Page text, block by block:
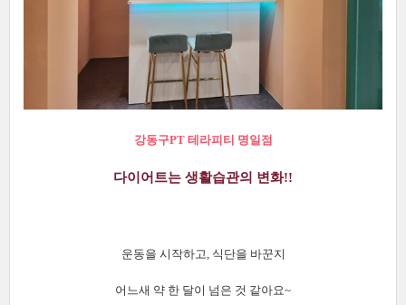
강동구PT 테라피티 명일점
다이어트는 생활습관의 변화!!
운동을 시작하고, 식단을 바꾼지
어느새 약 한 달이 넘은 것 같아요~